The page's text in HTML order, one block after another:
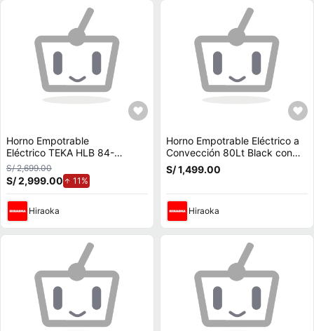
Horno Empotrable
Eléctrico TEKA HLB 84-
VGOGH 220-240 50/60 E04
S/ 2,699.00
S/ 2,999.00 11%
Hiraoka
Horno Empotrable Eléctrico a
Convección 80Lt Black con
Airfry
S/ 1,499.00
Hiraoka